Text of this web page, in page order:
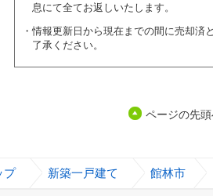
息にて全てお返しいたします。
情報更新日から現在までの間に売却済
了承ください。
ページの先
プ 新築一戸建て 館林市